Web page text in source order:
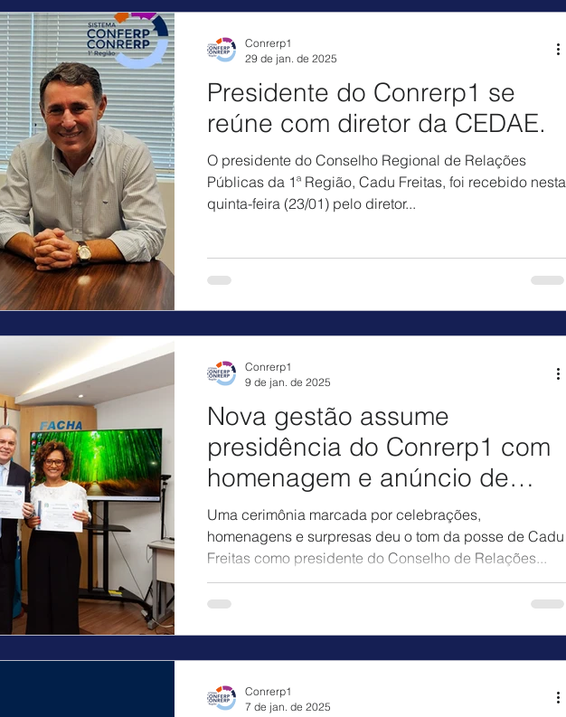
Presidente do Conrerp1 se
reúne com diretor da CEDAE.
O presidente do Conselho Regional de Relações
Públicas da 1ª Região, Cadu Freitas, foi recebido nesta
quinta-feira (23/01) pelo diretor...
Conrerp1
29 de jan. de 2025
Nova gestão assume
presidência do Conrerp1 com
homenagem e anúncio de
nova honraria.
Uma cerimônia marcada por celebrações,
homenagens e surpresas deu o tom da posse de Cadu
Freitas como presidente do Conselho de Relações...
Conrerp1
9 de jan. de 2025
Conrerp1
7 de jan. de 2025